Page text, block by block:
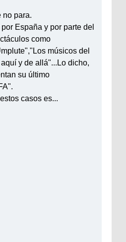
no para.
España y por parte del
como
músicos del
y de allá"...Lo dicho,
su último
casos es...